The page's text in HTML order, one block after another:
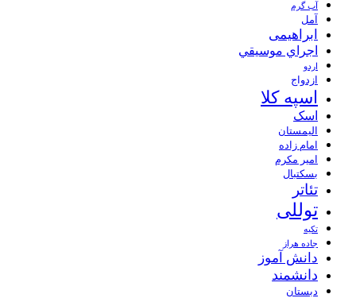
آب گرم
آمل
ابراهیمی
اجراي موسيقي
اردو
ازدواج
اسپه کلا
اسک
الیمستان
امام زاده
امیر مکرم
بسکتبال
تئاتر
توللی
تکیه
جاده هراز
دانش آموز
دانشمند
دبستان